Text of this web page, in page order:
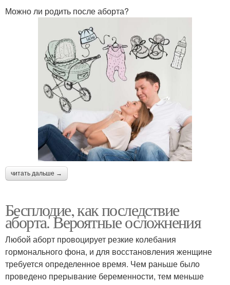
Можно ли родить после аборта?
читать дальше →
Бесплодие, как последствие
аборта. Вероятные осложнения
Любой аборт провоцирует резкие колебания
гормонального фона, и для восстановления женщине
требуется определенное время. Чем раньше было
проведено прерывание беременности, тем меньше